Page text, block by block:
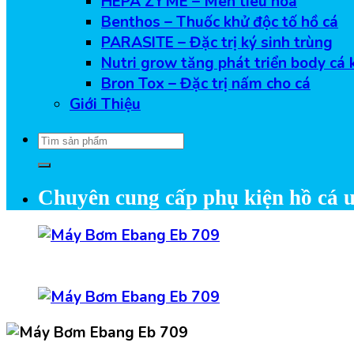
Benthos – Thuốc khử độc tố hồ cá
PARASITE – Đặc trị ký sinh trùng
Nutri grow tăng phát triển body cá
Bron Tox – Đặc trị nấm cho cá
Giới Thiệu
Tìm
kiếm:
Chuyên cung cấp phụ kiện hồ cá